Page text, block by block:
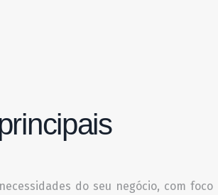
do seu negócio, com foco